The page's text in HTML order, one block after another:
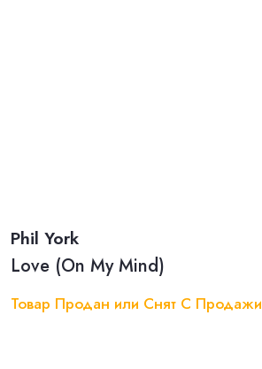
Phil York
Love (On My Mind)
Товар Продан или Снят С Продажи